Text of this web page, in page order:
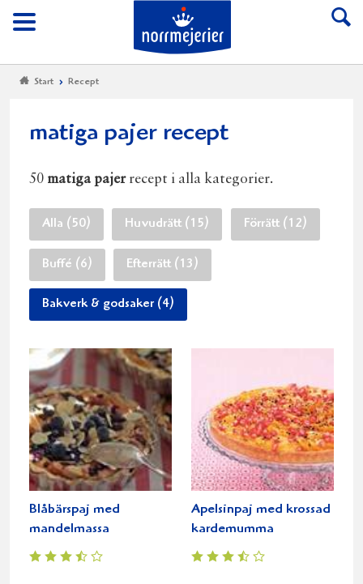
Meny
Till Norrmejerier
Start Recept
matiga pajer recept
50 matiga pajerrecept i alla kategorier.
Alla (50) Huvudrätt (15) Förrätt (12)
Buffé (6) Efterrätt (13)
Bakverk & godsaker (4)
Blåbärspaj med
mandelmassa
Apelsinpaj med krossad
kardemumma